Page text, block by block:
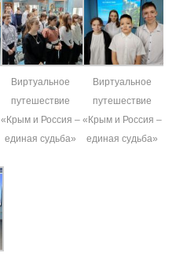
Виртуальное
путешествие
«Крым и Россия –
единая судьба»
Виртуальное
путешествие
«Крым и Россия –
единая судьба»